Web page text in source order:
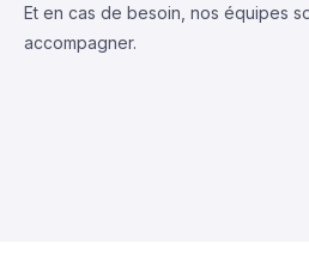
Et en cas de besoin, nos équipes
accompagner.